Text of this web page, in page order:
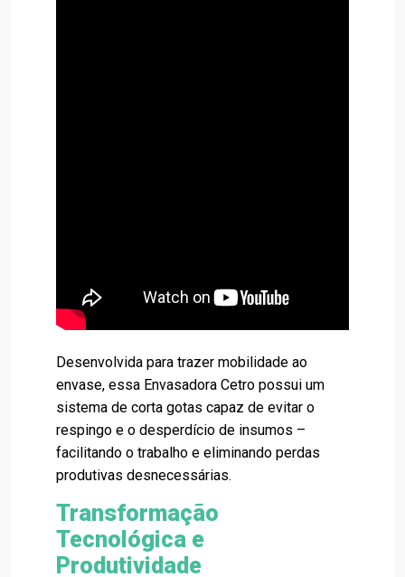
Desenvolvida para trazer mobilidade ao
envase, essa Envasadora Cetro possui um
sistema de corta gotas capaz de evitar o
respingo e o desperdício de insumos –
facilitando o trabalho e eliminando perdas
produtivas desnecessárias.
Transformação
Tecnológica e
Produtividade